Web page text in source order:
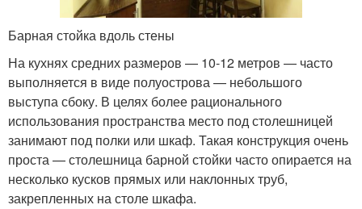
Барная стойка вдоль стены
На кухнях средних размеров — 10-12 метров — часто
выполняется в виде полуострова — небольшого
выступа сбоку. В целях более рационального
использования пространства место под столешницей
занимают под полки или шкаф. Такая конструкция очень
проста — столешница барной стойки часто опирается на
несколько кусков прямых или наклонных труб,
закрепленных на столе шкафа.